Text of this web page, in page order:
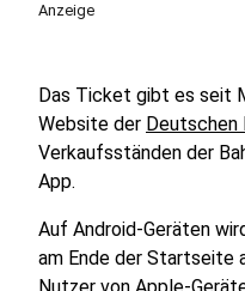
Anzeige
Das Ticket gibt es seit
Website der Deutschen
Verkaufsständen der
App.
Auf Android-Geräten
am Ende der Startseite